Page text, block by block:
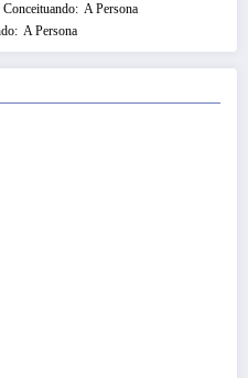
Conceituando: A Persona
A Persona